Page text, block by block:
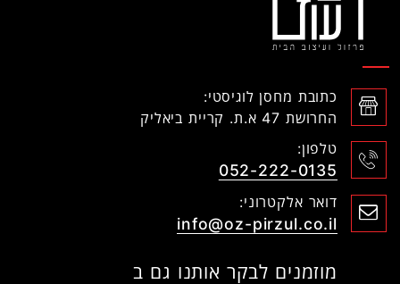
כתובת מחסן לוגיסטי:
החרושת 47 א.ת. קריית ביאליק
טלפון:
052-222-0135
דואר אלקטרוני:
info@oz-pirzul.co.il
מוזמנים לבקר אותנו גם ב